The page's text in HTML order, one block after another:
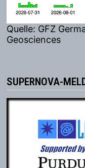
Quelle: GFZ
Geosciences
SUPERNOVA-